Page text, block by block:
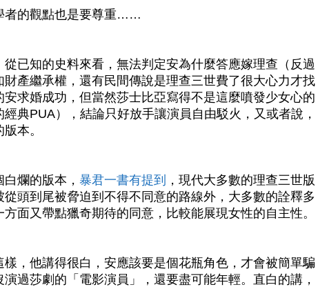
者的觀點也是要尊重……
已知的史料來看，無法判定安為什麼答應嫁理查（反過
財產繼承權，還有民間傳說是理查三世費了很大心力才找
求婚成功，但當然莎士比亞寫得不是這麼噴發少女心的
典PUA），結論只好放手讓演員自由駁火，又或者說，
本。
爛的版本， 暴君一書有提到
，現代大多數的理查三世版
頭到尾被脅迫到不得不同意的路線外，大多數的詮釋多
面又帶點獵奇期待的同意，比較能展現女性的自主性。
，他講得很白，安應該要是個花瓶角色，才會被簡單騙
過莎劇的「電影演員」，還要盡可能年輕。直白的講，